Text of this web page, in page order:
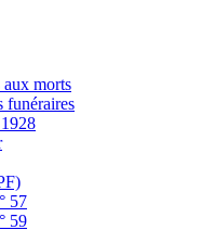
morts
funéraires
57
59